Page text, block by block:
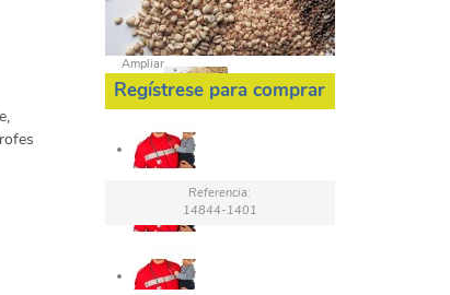
Ampliar
Regístrese para comprar
Referencia:
14844-1401